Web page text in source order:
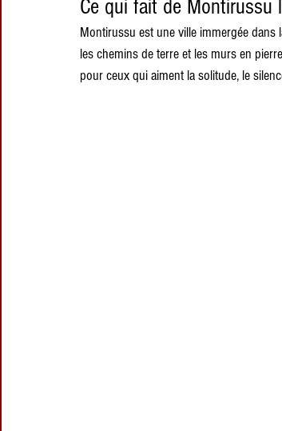
Ce qui fait de Montirussu
Montirussu est une ville immergée dans
les chemins de terre et les murs en
pour ceux qui aiment la solitude, le